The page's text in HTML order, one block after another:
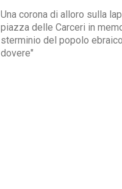
Una corona di alloro sulla
piazza delle Carceri in
sterminio del popolo
dovere"